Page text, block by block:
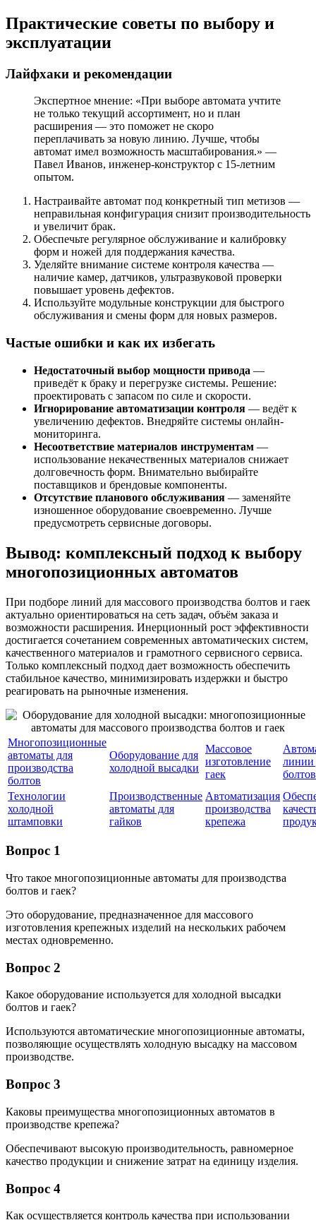
Практические советы по выбору и
эксплуатации
Лайфхаки и рекомендации
Экспертное мнение: «При выборе автомата учтите
не только текущий ассортимент, но и план
расширения — это поможет не скоро
переплачивать за новую линию. Лучше, чтобы
автомат имел возможность масштабирования.» —
Павел Иванов, инженер-конструктор с 15-летним
опытом.
Настраивайте автомат под конкретный тип метизов —
неправильная конфигурация снизит производительность
и увеличит брак.
Обеспечьте регулярное обслуживание и калибровку
форм и ножей для поддержания качества.
Уделяйте внимание системе контроля качества —
наличие камер, датчиков, ультразвуковой проверки
повышает уровень дефектов.
Используйте модульные конструкции для быстрого
обслуживания и смены форм для новых размеров.
Частые ошибки и как их избегать
Недостаточный выбор мощности привода —
приведёт к браку и перегрузке системы. Решение:
проектировать с запасом по силе и скорости.
Игнорирование автоматизации контроля — ведёт к
увеличению дефектов. Внедряйте системы онлайн-
мониторинга.
Несоответствие материалов инструментам —
использование некачественных материалов снижает
долговечность форм. Внимательно выбирайте
поставщиков и брендовые компоненты.
Отсутствие планового обслуживания — заменяйте
изношенное оборудование своевременно. Лучше
предусмотреть сервисные договоры.
Вывод: комплексный подход к выбору
многопозиционных автоматов
При подборе линий для массового производства болтов и гаек
актуально ориентироваться на сеть задач, объём заказа и
возможности расширения. Инерционный рост эффективности
достигается сочетанием современных автоматических систем,
качественного материалов и грамотного сервисного сервиса.
Только комплексный подход дает возможность обеспечить
стабильное качество, минимизировать издержки и быстро
реагировать на рыночные изменения.
Многопозиционные
автоматы для
производства
болтов
Оборудование для
холодной высадки
Массовое
изготовление
гаек
линии
болтов
Технологии
холодной
штамповки
Производственные
автоматы для
гайков
Автоматизация
производства
крепежа
Вопрос 1
Что такое многопозиционные автоматы для производства
болтов и гаек?
Это оборудование, предназначенное для массового
изготовления крепежных изделий на нескольких рабочем
местах одновременно.
Вопрос 2
Какое оборудование используется для холодной высадки
болтов и гаек?
Используются автоматические многопозиционные автоматы,
позволяющие осуществлять холодную высадку на массовом
производстве.
Вопрос 3
Каковы преимущества многопозиционных автоматов в
производстве крепежа?
Обеспечивают высокую производительность, равномерное
качество продукции и снижение затрат на единицу изделия.
Вопрос 4
Как осуществляется контроль качества при использовании